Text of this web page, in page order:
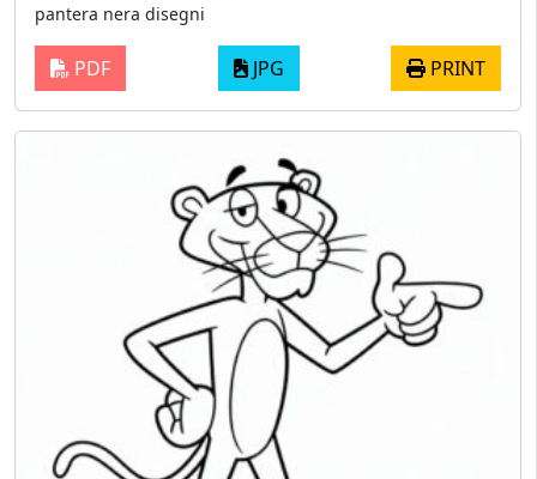
pantera nera disegni
PDF JPG PRINT